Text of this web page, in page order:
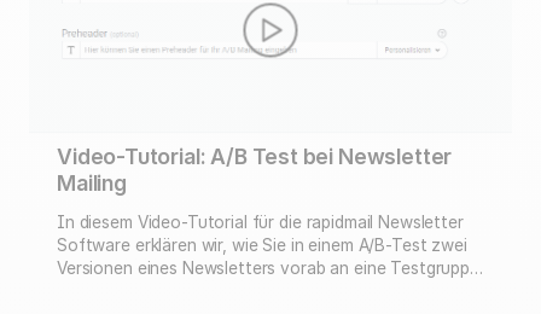
Video-Tutorial: A/B Test bei Newsletter
Mailing
In diesem Video-Tutorial für die rapidmail Newsletter
Software erklären wir, wie Sie in einem A/B-Test zwei
Versionen eines Newsletters vorab an eine Testgruppe